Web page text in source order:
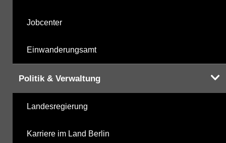
Jobcenter
Einwanderungsamt
Politik & Verwaltung
Landesregierung
Karriere im Land Berlin